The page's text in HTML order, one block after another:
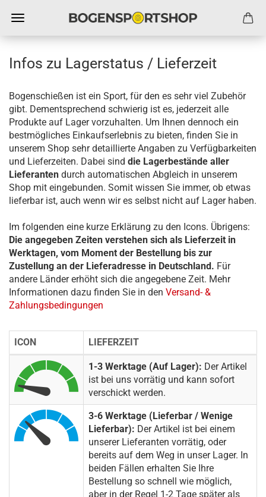
Infos zu Lagerstatus / Lieferzeit
Bogenschießen ist ein Sport, für den es sehr viel Zubehör
gibt. Dementsprechend schwierig ist es, jederzeit alle
Produkte auf Lager vorzuhalten. Um Ihnen dennoch ein
bestmögliches Einkaufserlebnis zu bieten, finden Sie in
unserem Shop sehr detaillierte Angaben zu Verfügbarkeiten
und Lieferzeiten. Dabei sind die Lagerbestände aller
Lieferanten durch automatischen Abgleich in unserem
Shop mit eingebunden. Somit wissen Sie immer, ob etwas
lieferbar ist, auch wenn wir es selbst nicht auf Lager haben.
Im folgenden eine kurze Erklärung zu den Icons. Übrigens:
Die angegeben Zeiten verstehen sich als Lieferzeit in
Werktagen, vom Moment der Bestellung bis zur
Zustellung an der Lieferadresse in Deutschland. Für
andere Länder erhöht sich die angegebene Zeit. Mehr
Informationen dazu finden Sie in den Versand- &
Zahlungsbedingungen
ICON LIEFERZEIT
1-3 Werktage (Auf Lager): Der Artikel
ist bei uns vorrätig und kann sofort
verschickt werden.
3-6 Werktage (Lieferbar / Wenige
Lieferbar): Der Artikel ist bei einem
unserer Lieferanten vorrätig, oder
bereits auf dem Weg in unser Lager. In
beiden Fällen erhalten Sie Ihre
Bestellung so schnell wie möglich,
aber in der Regel 1-2 Tage später als